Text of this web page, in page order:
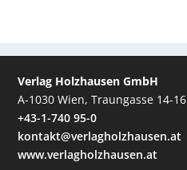
Verlag Holzhausen GmbH
A-1030 Wien, Traungasse 14-16
+43-1-740 95-0
kontakt@verlagholzhausen.at
www.verlagholzhausen.at